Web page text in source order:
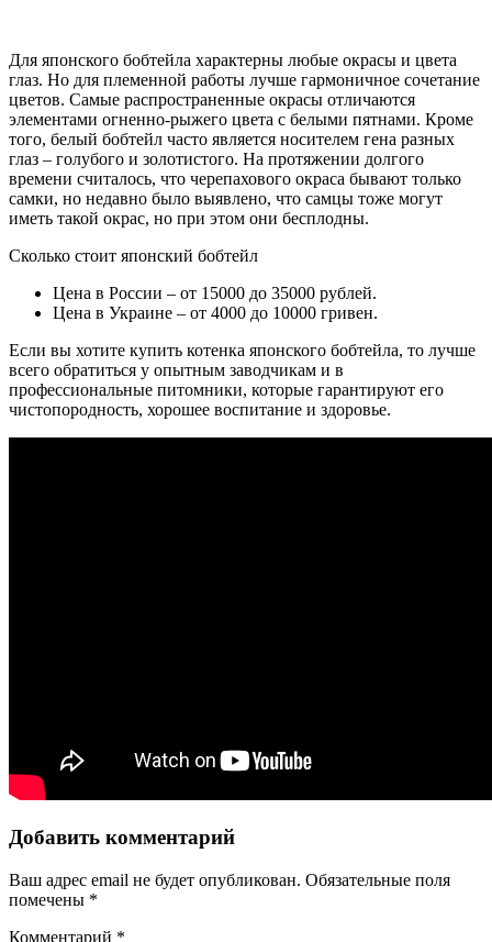
Для японского бобтейла характерны любые окрасы и цвета
глаз. Но для племенной работы лучше гармоничное сочетание
цветов. Самые распространенные окрасы отличаются
элементами огненно-рыжего цвета с белыми пятнами. Кроме
того, белый бобтейл часто является носителем гена разных
глаз – голубого и золотистого. На протяжении долгого
времени считалось, что черепахового окраса бывают только
самки, но недавно было выявлено, что самцы тоже могут
иметь такой окрас, но при этом они бесплодны.
Сколько стоит японский бобтейл
Цена в России – от 15000 до 35000 рублей.
Цена в Украине – от 4000 до 10000 гривен.
Если вы хотите купить котенка японского бобтейла, то лучше
всего обратиться у опытным заводчикам и в
профессиональные питомники, которые гарантируют его
чистопородность, хорошее воспитание и здоровье.
Добавить комментарий
Ваш адрес email не будет опубликован. Обязательные поля
помечены *
Комментарий *